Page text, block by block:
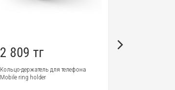
2 809 тг
Кольцо-держатель для телефона
Mobile ring holder